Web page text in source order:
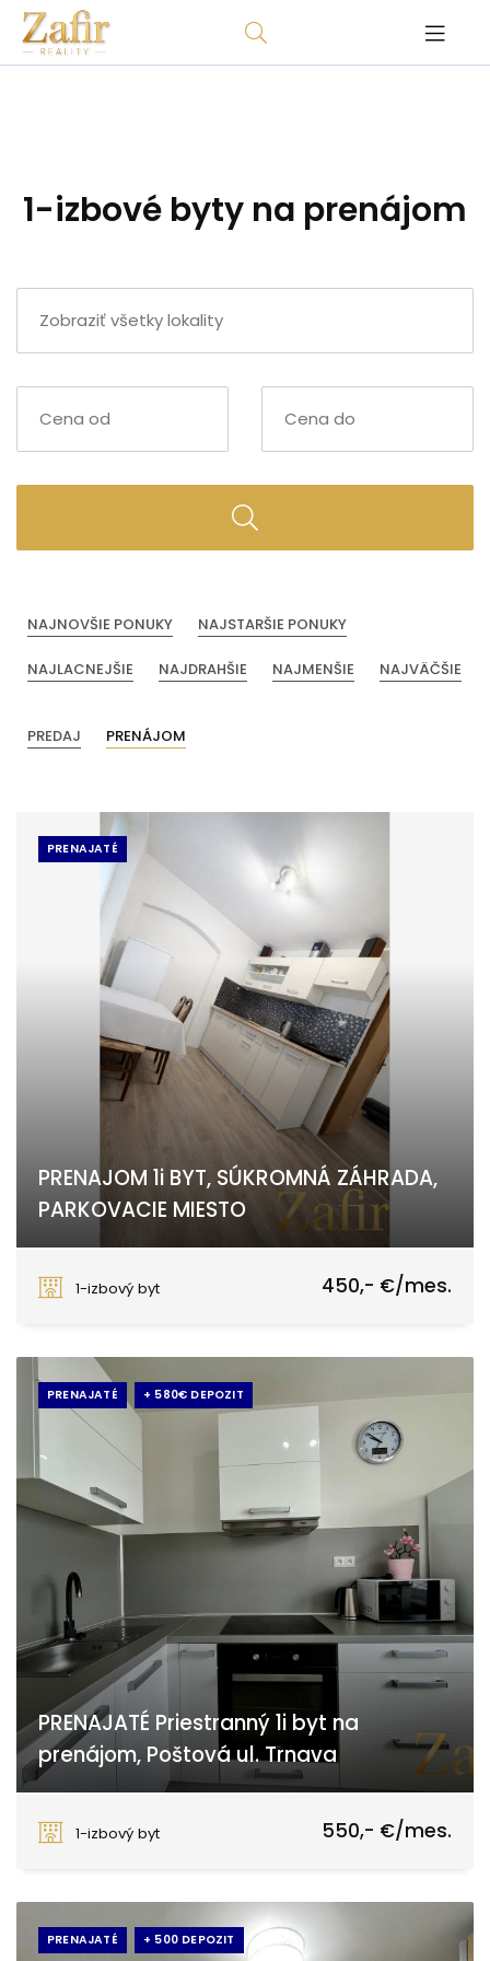
1-izbové byty na prenájom
NAJNOVŠIE PONUKY NAJSTARŠIE PONUKY
NAJLACNEJŠIE NAJDRAHŠIE NAJMENŠIE NAJVÄČŠIE
PREDAJ PRENÁJOM
PRENAJATÉ
PRENAJOM 1i BYT, SÚKROMNÁ ZÁHRADA,
PARKOVACIE MIESTO
1-izbový byt
450,- €/mes.
PRENAJATÉ + 580€ DEPOZIT
PRENAJATÉ Priestranný 1i byt na
prenájom, Poštová ul. Trnava
1-izbový byt
550,- €/mes.
PRENAJATÉ + 500 DEPOZIT